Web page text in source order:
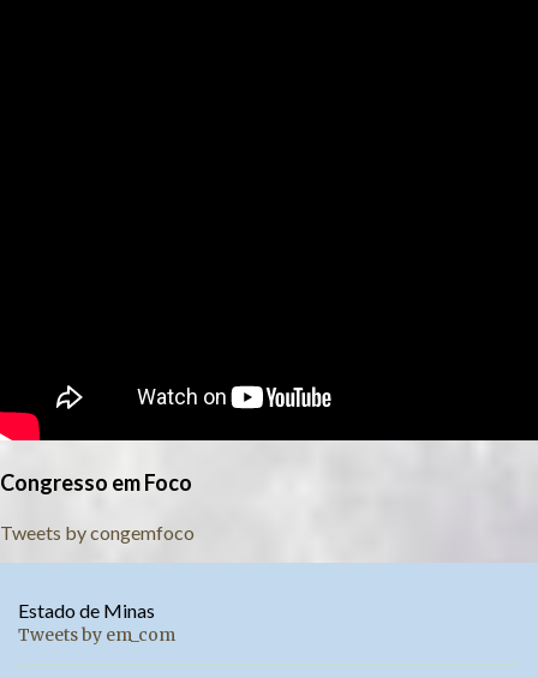
Congresso em Foco
Tweets by congemfoco
Estado de Minas
Tweets by em_com